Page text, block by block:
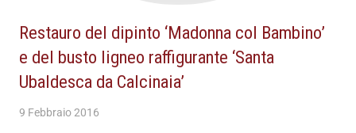
Restauro del dipinto ‘Madonna col Bambino’
e del busto ligneo raffigurante ‘Santa
Ubaldesca da Calcinaia’
9 Febbraio 2016